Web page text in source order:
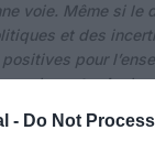
- Do Not
voie. Même si le
et des
pour
desretards
continue de